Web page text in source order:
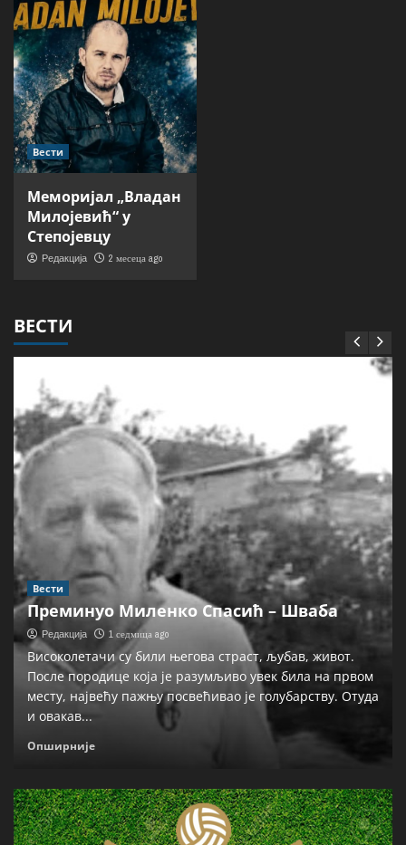
Вести
Меморијал „Владан
Милојевић“ у
Степојевцу
Редакција 2 месеца ago
ВЕСТИ
Вести
Преминуо Миленко Спасић – Шваба
Редакција 1 седмица ago
Високолетачи су били његова страст, љубав, живот.
После породице која је разумљиво увек била на првом
месту, највећу пажњу посвећивао је голубарству. Отуда
и овакав...
Опширније